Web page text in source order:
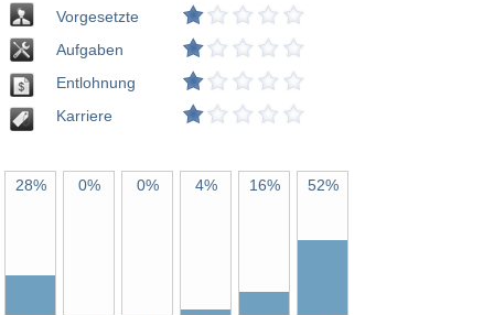
Vorgesetzte
Aufgaben
Entlohnung
Karriere
28% 0% 0% 4% 16% 52%